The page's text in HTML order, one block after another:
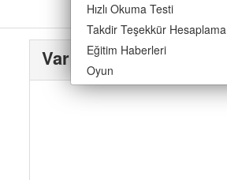
Hızlı Okuma Testi
Takdir Teşekkür Hesaplama
Eğitim Haberleri
Oyun
Var Varlatır Yok Söyletir